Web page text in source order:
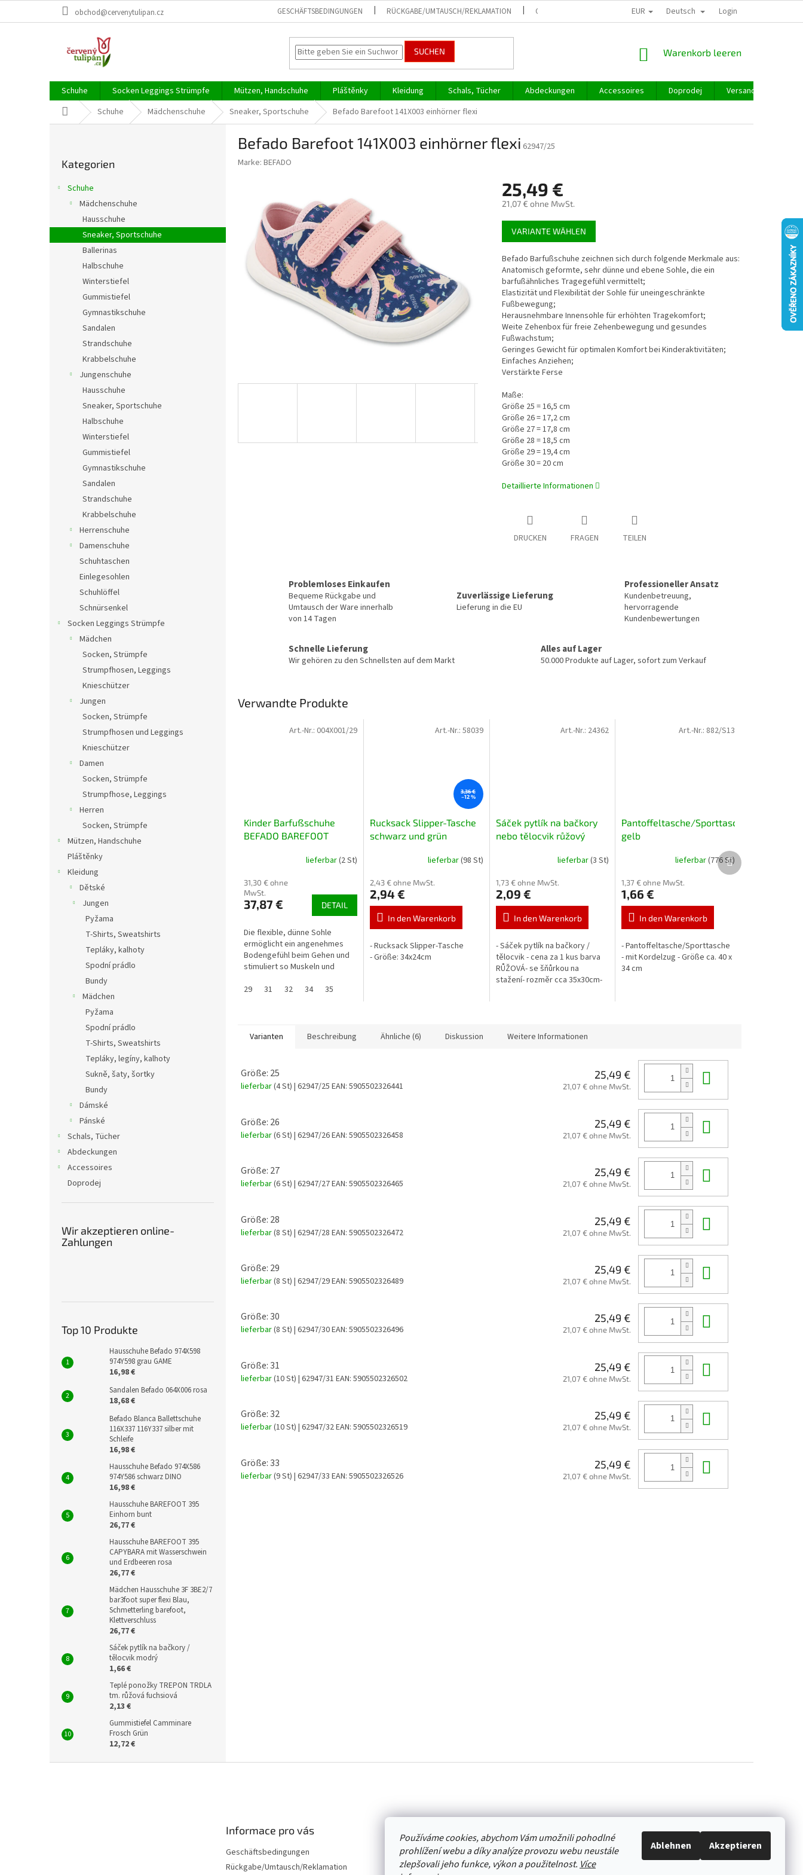
Používáme cookies, abychom Vám umožnili pohodlné
prohlížení webu a díky analýze provozu webu neustále
zlepšovali jeho funkce, výkon a použitelnost. Více
Ablehnen Akzeptieren
obchod@cervenytulipan.cz GESCHÄFTSBEDINGUNGEN RÜCKGABE/UMTAUSCH/REKLAMATION GROSSHANDEL EUR Deutsch Login
SUCHEN WARENKORB
Warenkorb leeren
Schuhe Socken Leggings Strümpfe Mützen, Handschuhe Pláštěnky Kleidung Schals, Tücher Abdeckungen Accessoires Doprodej
Versand und Zahlung
StartseiteSchuhe Mädchenschuhe Sneaker, Sportschuhe Befado Barefoot 141X003 einhörner flexi
überspringen
Kategorien
Schuhe
Mädchenschuhe
Hausschuhe
Sneaker, Sportschuhe
Ballerinas
Halbschuhe
Winterstiefel
Gummistiefel
Gymnastikschuhe
Sandalen
Strandschuhe
Krabbelschuhe
Jungenschuhe
Hausschuhe
Sneaker, Sportschuhe
Halbschuhe
Winterstiefel
Gummistiefel
Gymnastikschuhe
Sandalen
Strandschuhe
Krabbelschuhe
Herrenschuhe
Damenschuhe
Schuhtaschen
Einlegesohlen
Schuhlöffel
Schnürsenkel
Socken Leggings Strümpfe
Mädchen
Socken, Strümpfe
Strumpfhosen, Leggings
Knieschützer
Jungen
Socken, Strümpfe
Strumpfhosen und Leggings
Knieschützer
Damen
Socken, Strümpfe
Strumpfhose, Leggings
Herren
Socken, Strümpfe
Mützen, Handschuhe
Pláštěnky
Kleidung
Dětské
Jungen
Pyžama
T-Shirts, Sweatshirts
Tepláky, kalhoty
Spodní prádlo
Bundy
Mädchen
Pyžama
Spodní prádlo
T-Shirts, Sweatshirts
Tepláky, legíny, kalhoty
Sukně, šaty, šortky
Bundy
Dámské
Pánské
Schals, Tücher
Abdeckungen
Accessoires
Doprodej
Wir akzeptieren online-
Zahlungen
Top 10 Produkte
Hausschuhe Befado 974X598
974Y598 grau GAME
16,98 €
Sandalen Befado 064X006 rosa
18,68 €
Befado Blanca Ballettschuhe
116X337 116Y337 silber mit
Schleife
16,98 €
Hausschuhe Befado 974X586
974Y586 schwarz DINO
16,98 €
Hausschuhe BAREFOOT 395
Einhorn bunt
26,77 €
Hausschuhe BAREFOOT 395
CAPYBARA mit Wasserschwein
und Erdbeeren rosa
26,77 €
Mädchen Hausschuhe 3F 3BE2/7
bar3foot super flexi Blau,
Schmetterling barefoot,
Klettverschluss
26,77 €
Sáček pytlík na bačkory /
tělocvik modrý
1,66 €
Teplé ponožky TREPON TRDLA
tm. růžová fuchsiová
2,13 €
Gummistiefel Camminare
Frosch Grün
12,72 €
Befado Barefoot 141X003 einhörner flexi 62947/25
Marke: BEFADO
25,49 €
21,07 € ohne MwSt.
Verkaufspreis:
VARIANTE WÄHLEN
Befado Barfußschuhe zeichnen sich durch folgende Merkmale aus:
Anatomisch geformte, sehr dünne und ebene Sohle, die ein
barfußähnliches Tragegefühl vermittelt;
Elastizität und Flexibilität der Sohle für uneingeschränkte
Fußbewegung;
Herausnehmbare Innensohle für erhöhten Tragekomfort;
Weite Zehenbox für freie Zehenbewegung und gesundes
Fußwachstum;
Geringes Gewicht für optimalen Komfort bei Kinderaktivitäten;
Einfaches Anziehen;
Verstärkte Ferse
Maße:
Größe 25 = 16,5 cm
Größe 26 = 17,2 cm
Größe 27 = 17,8 cm
Größe 28 = 18,5 cm
Größe 29 = 19,4 cm
Größe 30 = 20 cm
Detaillierte Informationen
DRUCKEN FRAGEN TEILEN
Problemloses Einkaufen
Bequeme Rückgabe und
Umtausch der Ware innerhalb
von 14 Tagen
Zuverlässige Lieferung
Lieferung in die EU
Professioneller Ansatz
Kundenbetreuung,
hervorragende
Kundenbewertungen
Schnelle Lieferung
Wir gehören zu den Schnellsten auf dem Markt
Alles auf Lager
50.000 Produkte auf Lager, sofort zum Verkauf
Verwandte Produkte
Kinder Barfußschuhe
BEFADO BAREFOOT
lieferbar(2 St)
31,30 € ohne
MwSt.
37,87 € DETAIL
Die flexible, dünne Sohle
ermöglicht ein angenehmes
Bodengefühl beim Gehen und
stimuliert so Muskeln und
Zehenpartie bietet
29 31 32 34 35
Art.-Nr.: 004X001/29
3,36 €
–12 %
Rucksack Slipper-Tasche
schwarz und grün
lieferbar(98 St)
2,43 € ohne MwSt.
2,94 €
In den Warenkorb
- Rucksack Slipper-Tasche
- Größe: 34x24cm
Art.-Nr.: 58039
Sáček pytlík na bačkory
nebo tělocvik růžový
lieferbar(3 St)
1,73 € ohne MwSt.
2,09 €
In den Warenkorb
- Sáček pytlík na bačkory /
tělocvik - cena za 1 kus barva
RŮŽOVÁ- se šňůrkou na
stažení- rozměr cca 35x30cm-
Art.-Nr.: 24362
Pantoffeltasche/Sporttasche
gelb
lieferbar(776 St)
1,37 € ohne MwSt.
1,66 €
In den Warenkorb
- Pantoffeltasche/Sporttasche
- mit Kordelzug - Größe ca. 40 x
34 cm
Art.-Nr.: 882/S13
Nächstes
Produkt
Varianten Beschreibung Ähnliche (6) Diskussion Weitere Informationen
Größe: 25
lieferbar(4 St) | 62947/25 EAN: 5905502326441
25,49 €
21,07 € ohne MwSt.
Größe: 26
lieferbar(6 St) | 62947/26EAN: 5905502326458
25,49 €
21,07 € ohne MwSt.
Größe: 27
lieferbar(6 St) | 62947/27EAN: 5905502326465
25,49 €
21,07 € ohne MwSt.
Größe: 28
lieferbar(8 St) | 62947/28 EAN: 5905502326472
25,49 €
21,07 € ohne MwSt.
Größe: 29
lieferbar(8 St) | 62947/29EAN: 5905502326489
25,49 €
21,07 € ohne MwSt.
Größe: 30
lieferbar(8 St) | 62947/30EAN: 5905502326496
25,49 €
21,07 € ohne MwSt.
Größe: 31
lieferbar(10 St) | 62947/31 EAN: 5905502326502
25,49 €
21,07 € ohne MwSt.
Größe: 32
lieferbar(10 St) | 62947/32EAN: 5905502326519
25,49 €
21,07 € ohne MwSt.
Größe: 33
lieferbar(9 St) | 62947/33 EAN: 5905502326526
25,49 €
21,07 € ohne MwSt.
Informace pro vás
Geschäftsbedingungen
Rückgabe/Umtausch/Reklamation